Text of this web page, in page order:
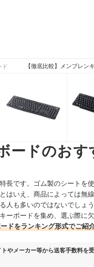
ド 【徹底比較】メンブレン
ードのおす
長です。ゴム製のシートを
はいえ、商品によっては無
も多いのではないでしょう
ーボードを集め、選ぶ際に
ドをランキング形式でご紹
トやメーカー等から送客手数料を